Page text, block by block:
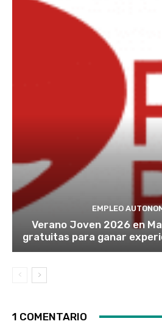
EMPLEO
Verano Joven 2026 en
gratuitas para ganar
1 COMENTARIO